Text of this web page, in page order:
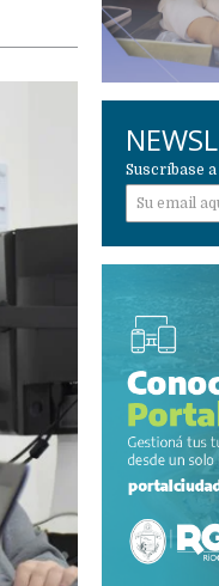
Suscríbase